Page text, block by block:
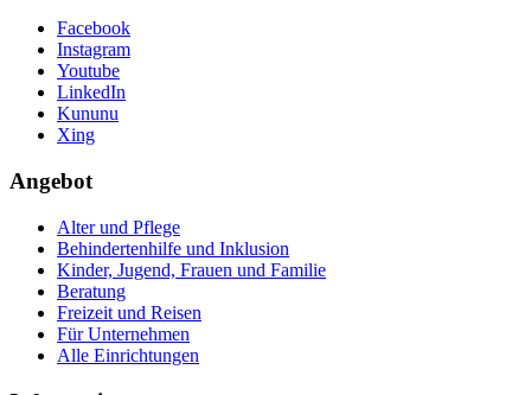
Facebook
Instagram
Youtube
LinkedIn
Kununu
Xing
Angebot
Alter und Pflege
Behindertenhilfe und Inklusion
Kinder, Jugend, Frauen und Familie
Beratung
Freizeit und Reisen
Für Unternehmen
Alle Einrichtungen